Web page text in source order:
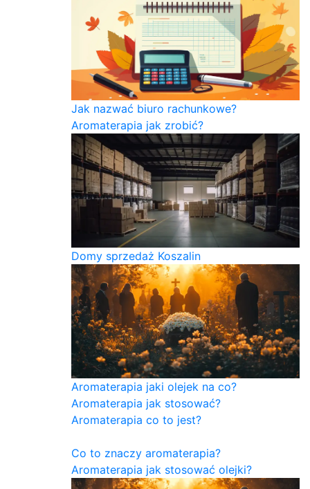
Jak nazwać biuro rachunkowe?
Aromaterapia jak zrobić?
Domy sprzedaż Koszalin
Aromaterapia jaki olejek na co?
Aromaterapia jak stosować?
Aromaterapia co to jest?
Co to znaczy aromaterapia?
Aromaterapia jak stosować olejki?